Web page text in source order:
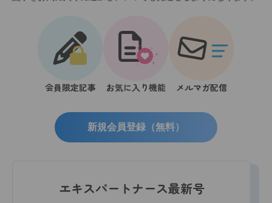
会員限定記事 お気に入り機能 メルマガ配信
新規会員登録（無料）
エキスパートナース最新号